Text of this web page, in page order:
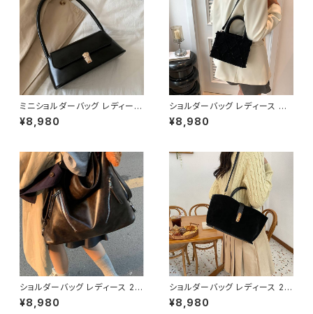
ミニショルダーバッグ レディース
ワンハンドルバッグ レトロ ハン
ドバッグ コンパクトバッグ 上品
ワンサイズ K-B0276
¥8,980
ショルダーバッグ レディース ミ
ニバッグ 2WAYバッグ フリンジ
デザインバッグ 韓国風バッグ お
¥8,980
ショルダーバッグ レディース 2W
AY 大容量 ワンショルダー 斜め
がけバッグ レザー調 ビッグバッ
¥8,980
ショルダーバッグ レディース 2W
AYバッグ ハンドバッグ スエード
風バッグ 大人カジュアルバッグ
¥8,980